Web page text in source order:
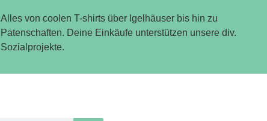
Alles von coolen T-shirts über Igelhäuser bis hin zu
Patenschaften. Deine Einkäufe unterstützen unsere div.
Sozialprojekte.